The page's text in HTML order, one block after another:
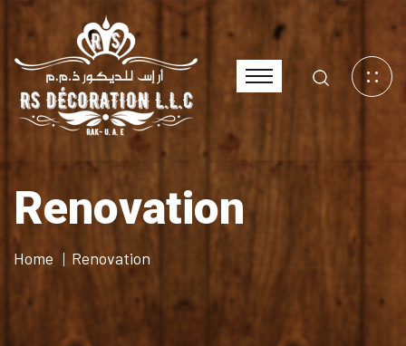
Renovation
Home Renovation